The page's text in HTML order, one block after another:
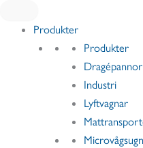
Produkter
Produkter
Dragépannor
Industri
Lyftvagnar